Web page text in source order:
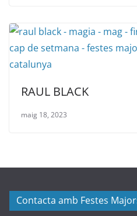
RAUL BLACK
maig 18, 2023
Contacta amb Festes